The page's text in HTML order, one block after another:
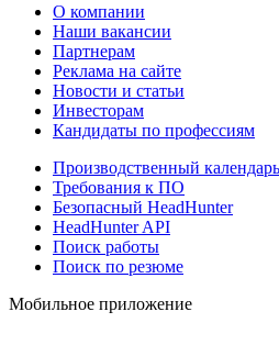
О компании
Наши вакансии
Партнерам
Реклама на сайте
Новости и статьи
Инвесторам
Кандидаты по профессиям
Производственный календарь
Требования к ПО
Безопасный HeadHunter
HeadHunter API
Поиск работы
Поиск по резюме
Мобильное приложение